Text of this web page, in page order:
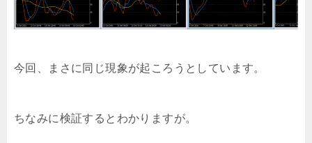
今回、まさに同じ現象が起ころうとしています。
ちなみに検証するとわかりますが。